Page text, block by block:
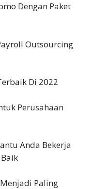
Dengan Paket
Outsourcing
Di 2022
Perusahaan
Anda Bekerja
Paling